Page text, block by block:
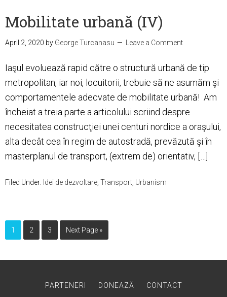
Mobilitate urbană (IV)
April 2, 2020 by George Turcanasu Leave a Comment
Iaşul evoluează rapid către o structură urbană de tip
metropolitan, iar noi, locuitorii, trebuie să ne asumăm şi
comportamentele adecvate de mobilitate urbană! Am
încheiat a treia parte a articolului scriind despre
necesitatea construcţiei unei centuri nordice a oraşului,
alta decât cea în regim de autostradă, prevăzută şi în
masterplanul de transport, (extrem de) orientativ, […]
Filed Under: Idei de dezvoltare Transport Urbanism
1 2 3 Next Page »
PARTENERI DONEAZĂ CONTACT